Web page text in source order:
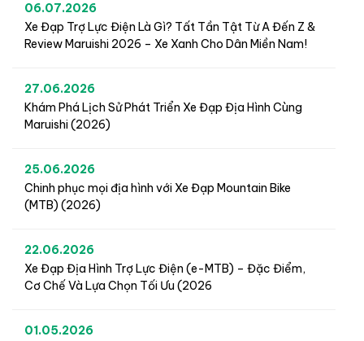
06.07.2026
Xe Đạp Trợ Lực Điện Là Gì? Tất Tần Tật Từ A Đến Z &
Review Maruishi 2026 – Xe Xanh Cho Dân Miền Nam!
27.06.2026
Khám Phá Lịch Sử Phát Triển Xe Đạp Địa Hình Cùng
Maruishi (2026)
25.06.2026
Chinh phục mọi địa hình với Xe Đạp Mountain Bike
(MTB) (2026)
22.06.2026
Xe Đạp Địa Hình Trợ Lực Điện (e-MTB) – Đặc Điểm,
Cơ Chế Và Lựa Chọn Tối Ưu (2026
01.05.2026